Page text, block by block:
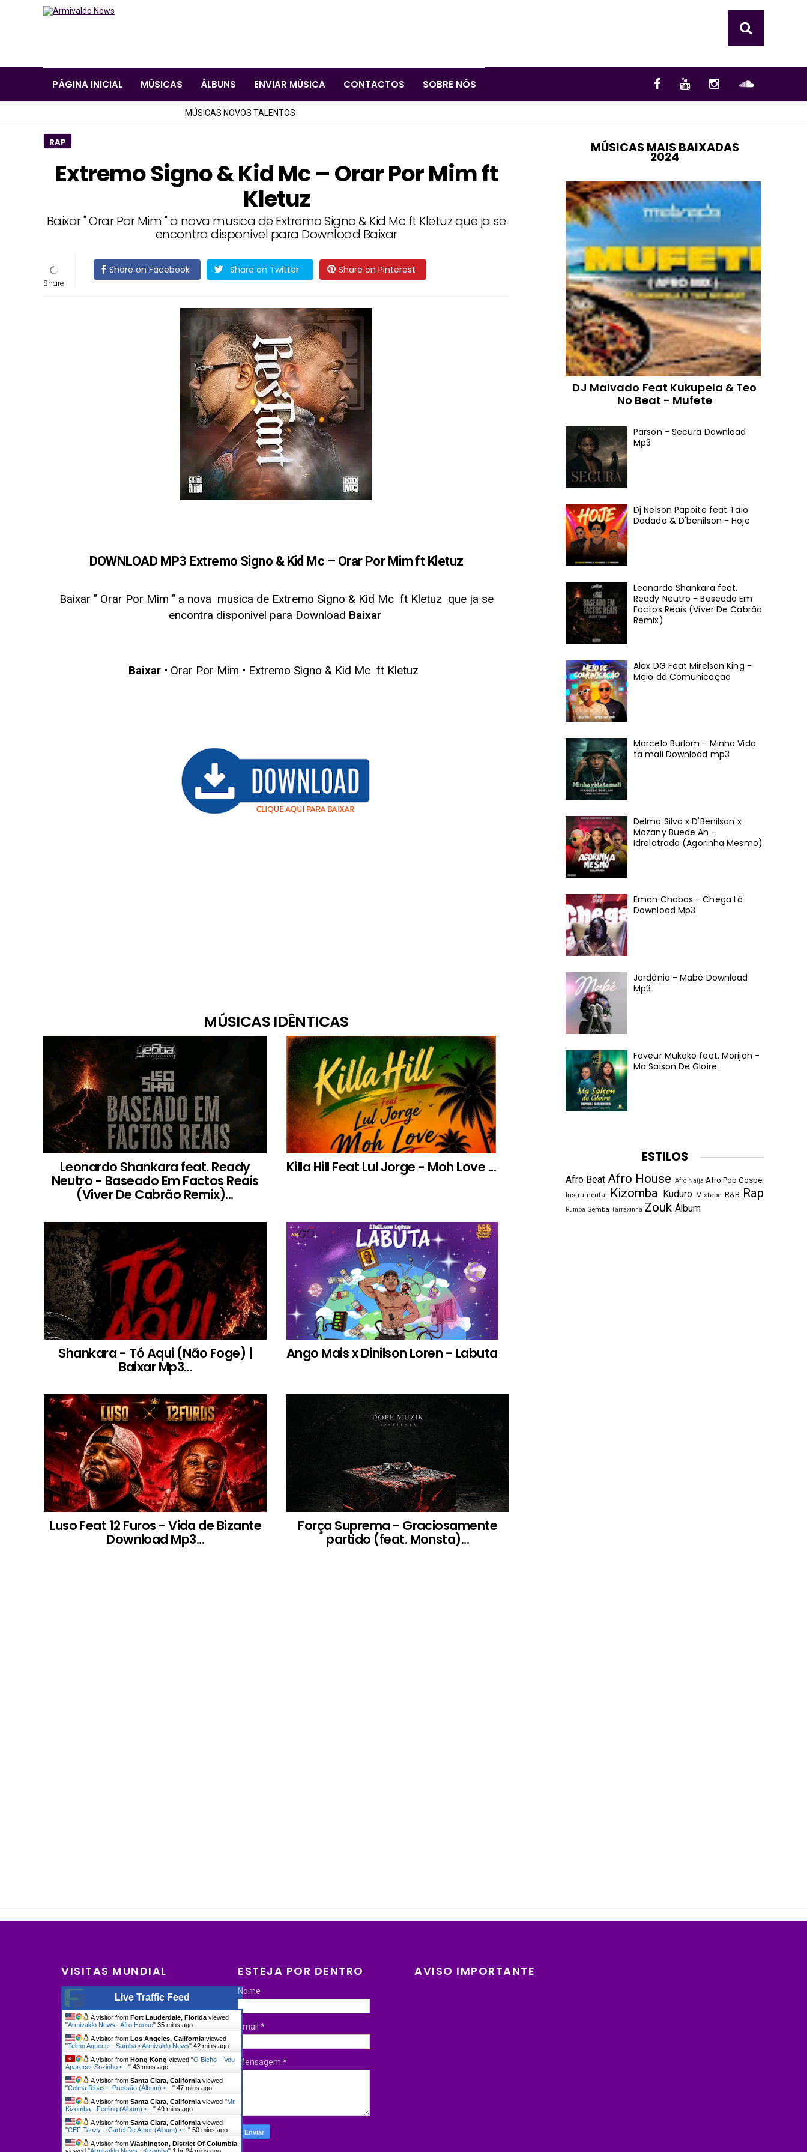
PÁGINA INICIAL MÚSICAS ÁLBUNS ENVIAR MÚSICA CONTACTOS SOBRE NÓS
MÚSICAS NOVOS TALENTOS
RAP
Extremo Signo & Kid Mc – Orar Por Mim ft
Kletuz
Baixar " Orar Por Mim " a nova musica de Extremo Signo & Kid Mc ft Kletuz que ja se
encontra disponivel para Download Baixar
Share on Facebook Share on Twitter Share on Pinterest
DOWNLOAD MP3 Extremo Signo & Kid Mc – Orar Por Mim ft Kletuz
Baixar " Orar Por Mim " a nova musica de Extremo Signo & Kid Mc ft Kletuz que ja se
encontra disponivel para Download Baixar
Baixar• Orar Por Mim • Extremo Signo & Kid Mc ft Kletuz
MÚSICAS IDÊNTICAS
Leonardo Shankara feat. Ready
Neutro - Baseado Em Factos Reais
(Viver De Cabrão Remix)...
Killa Hill Feat Lul Jorge - Moh Love ...
Shankara - Tó Aqui (Não Foge) |
Baixar Mp3...
Ango Mais x Dinilson Loren - Labuta
Luso Feat 12 Furos - Vida de Bizante
Download Mp3...
Força Suprema - Graciosamente
partido (feat. Monsta)...
MÚSICAS MAIS BAIXADAS
2024
DJ Malvado Feat Kukupela & Teo
No Beat - Mufete
Parson - Secura Download
Mp3
Dj Nelson Papoite feat Taio
Dadada & D'benilson - Hoje
Leonardo Shankara feat.
Ready Neutro - Baseado Em
Factos Reais (Viver De Cabrão
Remix)
Alex DG Feat Mirelson King -
Meio de Comunicação
Marcelo Burlom - Minha Vida
ta mali Download mp3
Delma Silva x D'Benilson x
Mozany Buede Ah -
Idrolatrada (Agorinha Mesmo)
Eman Chabas - Chega Lá
Download Mp3
Jordânia - Mabé Download
Mp3
Faveur Mukoko feat. Morijah -
Ma Saison De Gloire
ESTILOS
Afro Beat Afro House Afro Naija Afro Pop Gospel
Instrumental Kizomba Kuduro Mixtape R&B Rap
Rumba Semba Tarraxinha Zouk Álbum
VISITAS MUNDIAL
Live Traffic Feed
A visitor from Fort Lauderdale, Florida viewed
"Armivaldo News : Afro House" 35 mins ago
A visitor from Los Angeles, California viewed
"Telmo Aquece – Samba • Armivaldo News" 42 mins ago
A visitor from Hong Kong viewed "O Bicho – Vou
Aparecer Sozinho •… " 43 mins ago
A visitor from Santa Clara, California viewed
"Celma Ribas – Pressão (Álbum) •… " 47 mins ago
A visitor from Santa Clara, California viewed "Mr.
Kizomba - Feeling (Álbum) •… " 49 mins ago
A visitor from Santa Clara, California viewed
"CEF Tanzy – Cartel De Amor (Álbum) •… " 50 mins ago
A visitor from Washington, District Of Columbia
ESTEJA POR DENTRO
Nome
Email *
Mensagem *
AVISO IMPORTANTE